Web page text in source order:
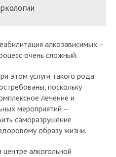
алкозависимых –
очень сложный.
этом услуги такого рода
поскольку
лечение и
мероприятий –
саморазрушение
образу жизни.
алкогольной